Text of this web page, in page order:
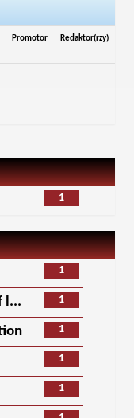
Promotor Redaktor(rzy)
- -
1
1
1
l...
1
1
1